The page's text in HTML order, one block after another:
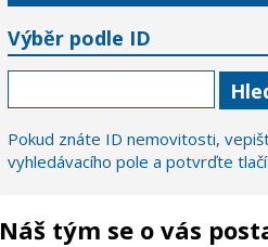
Výběr podle ID
Pokud znáte ID nemovitosti,
vyhledávacího pole a potvrďte
Náš tým se o vás